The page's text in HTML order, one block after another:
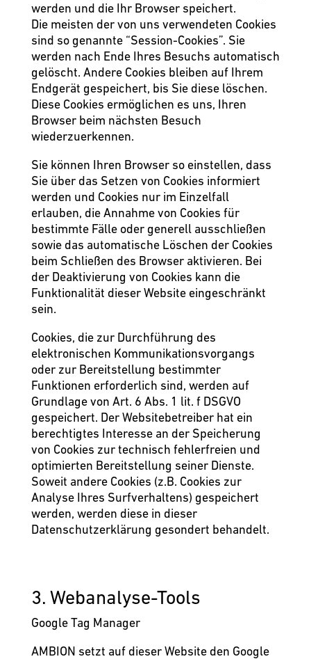
werden und die Ihr Browser speichert.
Die meisten der von uns verwendeten Cookies
sind so genannte “Session-Cookies”. Sie
werden nach Ende Ihres Besuchs automatisch
gelöscht. Andere Cookies bleiben auf Ihrem
Endgerät gespeichert, bis Sie diese löschen.
Diese Cookies ermöglichen es uns, Ihren
Browser beim nächsten Besuch
wiederzuerkennen.
Sie können Ihren Browser so einstellen, dass
Sie über das Setzen von Cookies informiert
werden und Cookies nur im Einzelfall
erlauben, die Annahme von Cookies für
bestimmte Fälle oder generell ausschließen
sowie das automatische Löschen der Cookies
beim Schließen des Browser aktivieren. Bei
der Deaktivierung von Cookies kann die
Funktionalität dieser Website eingeschränkt
sein.
Cookies, die zur Durchführung des
elektronischen Kommunikationsvorgangs
oder zur Bereitstellung bestimmter
Funktionen erforderlich sind, werden auf
Grundlage von Art. 6 Abs. 1 lit. f DSGVO
gespeichert. Der Websitebetreiber hat ein
berechtigtes Interesse an der Speicherung
von Cookies zur technisch fehlerfreien und
optimierten Bereitstellung seiner Dienste.
Soweit andere Cookies (z.B. Cookies zur
Analyse Ihres Surfverhaltens) gespeichert
werden, werden diese in dieser
Datenschutzerklärung gesondert behandelt.
3. Webanalyse-Tools
Google Tag Manager
AMBION setzt auf dieser Website den Google